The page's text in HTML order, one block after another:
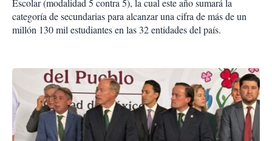
Escolar (modalidad 5 contra 5), la cual este año sumará la
categoría de secundarias para alcanzar una cifra de más de un
millón 130 mil estudiantes en las 32 entidades del país.